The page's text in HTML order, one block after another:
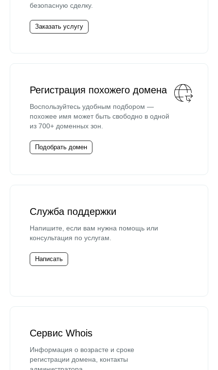
безопасную сделку.
Заказать услугу
Регистрация похожего домена
Воспользуйтесь удобным подбором —
похожее имя может быть свободно в одной
из 700+ доменных зон.
Подобрать домен
Служба поддержки
Напишите, если вам нужна помощь или
консультация по услугам.
Написать
Сервис Whois
Информация о возрасте и сроке
регистрации домена, контакты